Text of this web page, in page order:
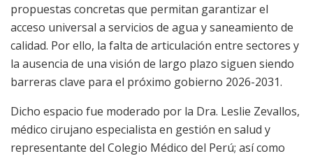
propuestas concretas que permitan garantizar el
acceso universal a servicios de agua y saneamiento de
calidad. Por ello, la falta de articulación entre sectores y
la ausencia de una visión de largo plazo siguen siendo
barreras clave para el próximo gobierno 2026-2031.
Dicho espacio fue moderado por la Dra. Leslie Zevallos,
médico cirujano especialista en gestión en salud y
representante del Colegio Médico del Perú; así como